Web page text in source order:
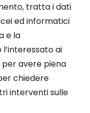
tratta i dati
ed informatici
e la
ai
avere piena
chiedere
interventi sulle